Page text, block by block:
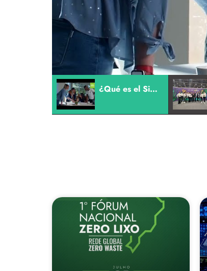
¿Qué es el Sistema de Gestión Zero Waste?